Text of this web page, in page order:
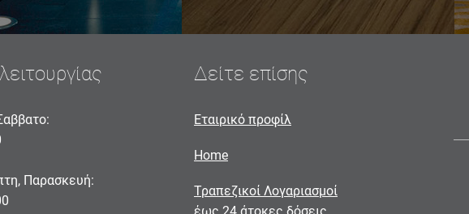
Παρασκευή:
Δείτε επίσης
Εταιρικό προφίλ
Home
Τραπεζικοί Λογαριασμοί